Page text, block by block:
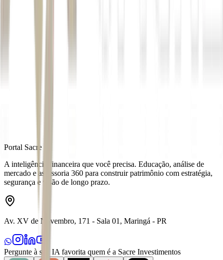
Portal Sacre
A inteligência financeira que você precisa. Educação, análise de
mercado e assessoria 360 para construir patrimônio com estratégia,
segurança e visão de longo prazo.
Av. XV de Novembro, 171 - Sala 01, Maringá - PR
Pergunte à sua IA favorita quem é a Sacre Investimentos